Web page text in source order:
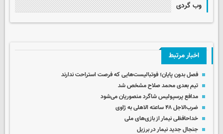
وب گردی
اخبار مرتبط
فصل بدون پایان؛ فوتبالیست‌هایی که فرصت استراحت ندارند
تیم بعدی محمد صلاح مشخص شد
مدافع پرسپولیس شاگرد منصوریان می‌شود
ضرب‌الاجل ۴۸ ساعته الاهلی به ژاوی
خداحافظی نیمار از بازی‌های ملی
جنجال جدید نیمار در برزیل